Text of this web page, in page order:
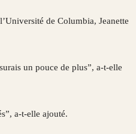
de Columbia, Jeanette
un pouce de plus”, a-t-elle
a-t-elle ajouté.